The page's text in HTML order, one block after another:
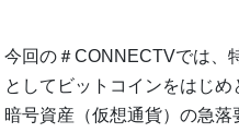
今回の＃CONNECTVでは、
としてビットコインをはじめ
暗号資産（仮想通貨）の急